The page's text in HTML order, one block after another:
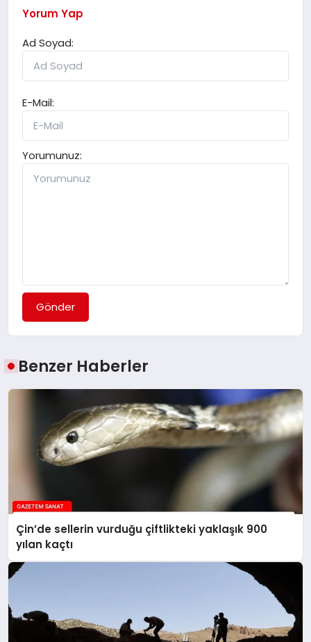
Yorum Yap
Ad Soyad:
E-Mail:
Yorumunuz:
Gönder
Benzer Haberler
Çin’de sellerin vurduğu çiftlikteki yaklaşık 900
yılan kaçtı